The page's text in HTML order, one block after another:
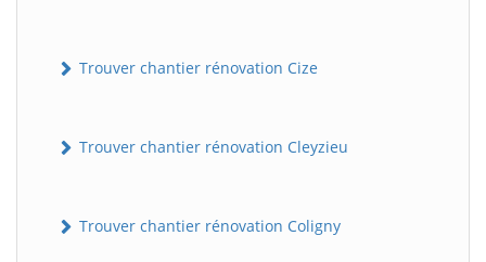
Trouver chantier rénovation Cize
Trouver chantier rénovation Cleyzieu
Trouver chantier rénovation Coligny